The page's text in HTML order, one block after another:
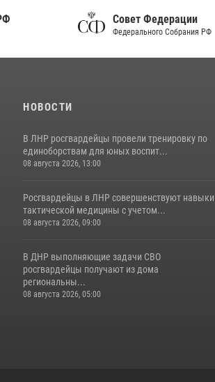
Совет Федерации
Федерального Собрания РФ
НОВОСТИ
В ЛНР росгвардейцы провели тренировку по
единоборствам для юных воспит...
08 августа 2026, 13:00
Росгвардейцы в ЛНР совершенствуют навыки
тактической медицины с учетом...
08 августа 2026, 09:00
В ДНР выполняющие задачи СВО
росгвардейцы получают из дома
региональны...
08 августа 2026, 05:00